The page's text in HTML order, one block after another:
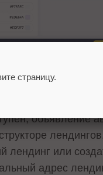
в условиях
страницу в
объявление
лендинг или
адрес
страницу.